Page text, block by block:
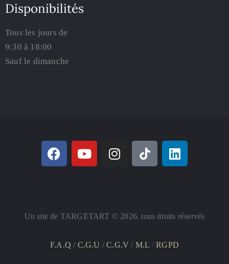
Disponibilités
Tous les jours de
9:30 à 18:00
Sauf le dimanche
Un site de TARGETART © 2026. tous droits réservés
F.A.Q / C.G.U /C.G.V/ M.L /RGPD